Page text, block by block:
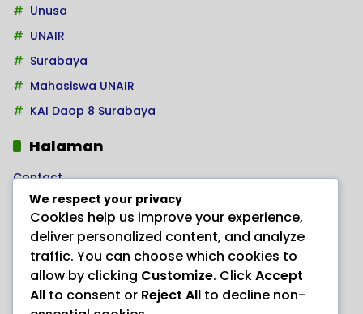
Unusa
UNAIR
Surabaya
Mahasiswa UNAIR
KAI Daop 8 Surabaya
Halaman
Contact
Home
Kode Etik Jurnalistik
Pedoman Hak Jawab
Pedoman Media Siber
PRODUK HERBAL AJAIB “ANAYL STORE”
We respect your privacy
Cookies help us improve your experience,
deliver personalized content, and analyze
traffic. You can choose which cookies to
allow by clicking Customize. ClickAccept
All to consent or Reject All to decline non-